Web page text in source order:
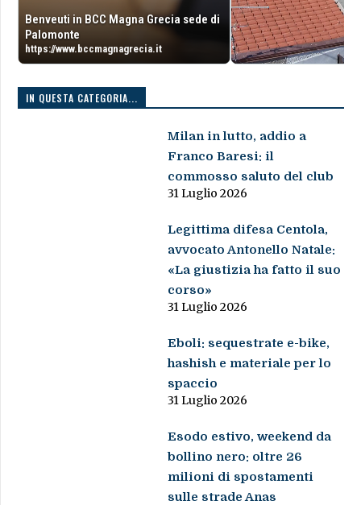
Benveuti in BCC Magna Grecia sede di
Palomonte
https://www.bccmagnagrecia.it
IN QUESTA CATEGORIA...
Milan in lutto, addio a
Franco Baresi: il
commosso saluto del club
31 Luglio 2026
Legittima difesa Centola,
avvocato Antonello Natale:
«La giustizia ha fatto il suo
corso»
31 Luglio 2026
Eboli: sequestrate e-bike,
hashish e materiale per lo
spaccio
31 Luglio 2026
Esodo estivo, weekend da
bollino nero: oltre 26
milioni di spostamenti
sulle strade Anas